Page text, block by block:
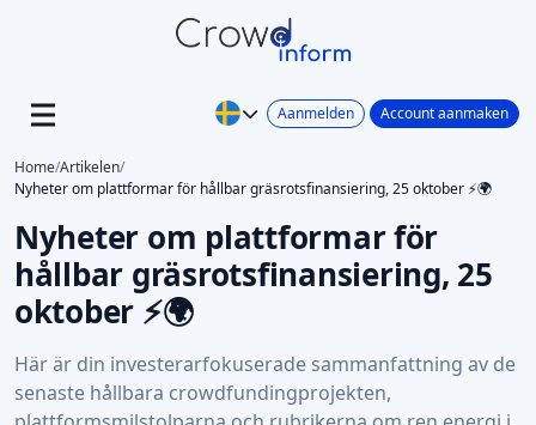
Aanmelden Account aanmaken
Home/Artikelen/
Nyheter om plattformar för hållbar gräsrotsfinansiering, 25 oktober ⚡🌍
Nyheter om plattformar för
hållbar gräsrotsfinansiering, 25
oktober ⚡🌍
Här är din investerarfokuserade sammanfattning av de
senaste hållbara crowdfundingprojekten,